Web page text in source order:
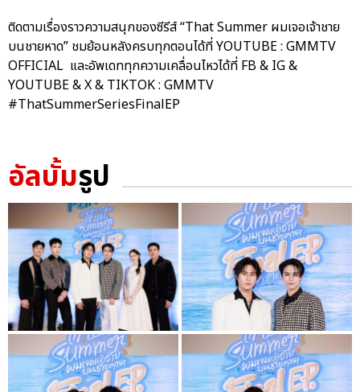
ติดตามเรื่องราวความสนุกของซีรีส์ “That Summer ผมเจอเจ้าชาย
บนชายหาด” ชมย้อนหลังครบทุกตอนได้ที่ YOUTUBE : GMMTV
OFFICIAL และอัพเดททุกความเคลื่อนไหวได้ที่ FB & IG &
YOUTUBE & X & TIKTOK : GMMTV
#ThatSummerSeriesFinalEP
อัลบั้มรูป